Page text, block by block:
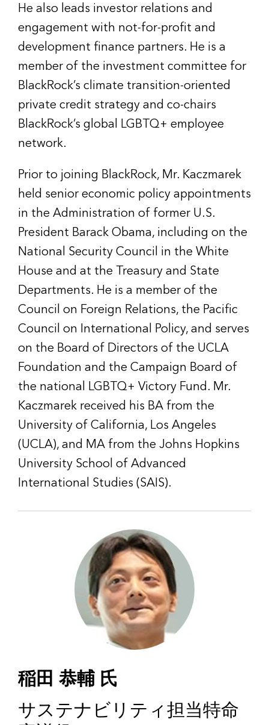
He also leads investor relations and
engagement with not-for-profit and
development finance partners. He is a
member of the investment committee for
BlackRock’s climate transition-oriented
private credit strategy and co-chairs
BlackRock’s global LGBTQ+ employee
network.
Prior to joining BlackRock, Mr. Kaczmarek
held senior economic policy appointments
in the Administration of former U.S.
President Barack Obama, including on the
National Security Council in the White
House and at the Treasury and State
Departments. He is a member of the
Council on Foreign Relations, the Pacific
Council on International Policy, and serves
on the Board of Directors of the UCLA
Foundation and the Campaign Board of
the national LGBTQ+ Victory Fund. Mr.
Kaczmarek received his BA from the
University of California, Los Angeles
(UCLA), and MA from the Johns Hopkins
University School of Advanced
International Studies (SAIS).
稲田 恭輔 氏
サステナビリティ担当特命